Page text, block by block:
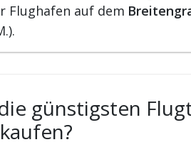
Flughafen auf dem
günstigsten